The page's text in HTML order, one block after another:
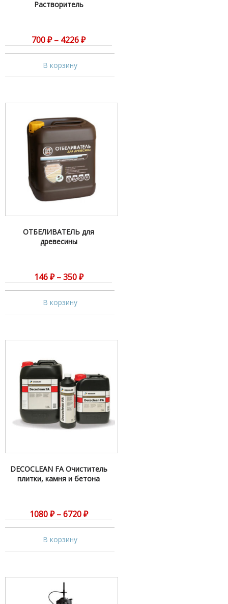
Растворитель
700₽ – 4226₽
В корзину
ОТБЕЛИВАТЕЛЬ для
древесины
146₽ –350₽
В корзину
DECOCLEAN FA Очиститель
плитки, камня и бетона
1080₽ –6720₽
В корзину